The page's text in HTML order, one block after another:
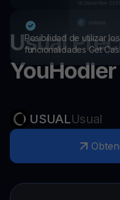
Posibilidad de utilizar
funcionalidades Get
Usual
YouHodler
USUALUsual